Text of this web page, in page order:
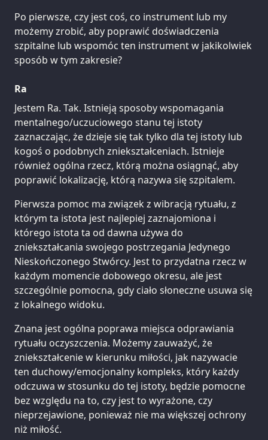
Po pierwsze, czy jest coś, co instrument lub my
możemy zrobić, aby poprawić doświadczenia
szpitalne lub wspomóc ten instrument w jakikolwiek
sposób w tym zakresie?
Ra
Jestem Ra. Tak. Istnieją sposoby wspomagania
mentalnego/uczuciowego stanu tej istoty
zaznaczając, że dzieje się tak tylko dla tej istoty lub
kogoś o podobnych zniekształceniach. Istnieje
również ogólna rzecz, którą można osiągnąć, aby
poprawić lokalizację, którą nazywa się szpitalem.
Pierwsza pomoc ma związek z wibracją rytuału, z
którym ta istota jest najlepiej zaznajomiona i
którego istota ta od dawna używa do
zniekształcania swojego postrzegania Jedynego
Nieskończonego Stwórcy. Jest to przydatna rzecz w
każdym momencie dobowego okresu, ale jest
szczególnie pomocna, gdy ciało słoneczne usuwa się
z lokalnego widoku.
Znana jest ogólna poprawa miejsca odprawiania
rytuału oczyszczenia. Możemy zauważyć, że
zniekształcenie w kierunku miłości, jak nazywacie
ten duchowy/emocjonalny kompleks, który każdy
odczuwa w stosunku do tej istoty, będzie pomocne
bez względu na to, czy jest to wyrażone, czy
nieprzejawione, ponieważ nie ma większej ochrony
niż miłość.